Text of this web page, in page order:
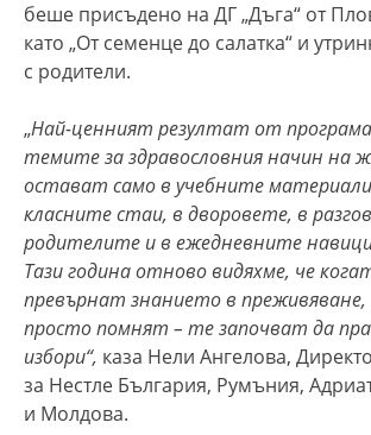
беше присъдено на ДГ „Дъга“ от
като „От семенце до салатка“ и
с родители.
„Най-ценният резултат от
темите за здравословния начин на
остават само в учебните
класните стаи, в дворовете, в
родителите и в ежедневните
Тази година отново видяхме, че
превърнат знанието в
просто помнят – те започват да
избори“, каза Нели Ангелова,
за Нестле България, Румъния,
и Молдова.